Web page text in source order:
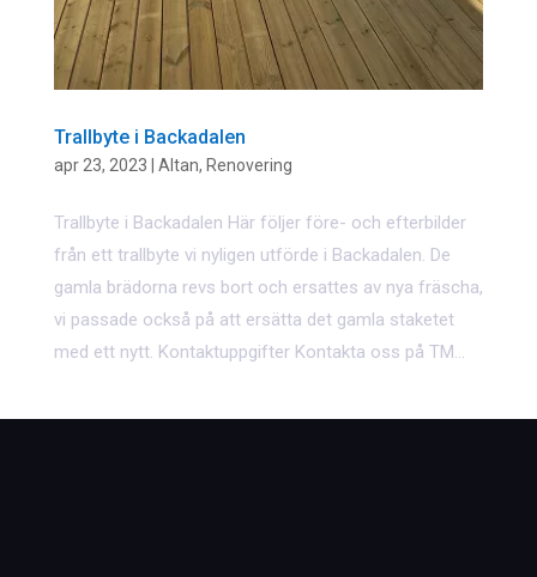
Trallbyte i Backadalen
apr 23, 2023 Altan, Renovering
Trallbyte i Backadalen Här följer före- och efterbilder
från ett trallbyte vi nyligen utförde i Backadalen. De
gamla brädorna revs bort och ersattes av nya fräscha,
vi passade också på att ersätta det gamla staketet
med ett nytt. Kontaktuppgifter Kontakta oss på TM...